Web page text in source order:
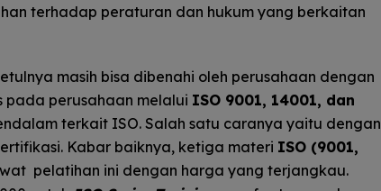
terhadap peraturan dan hukum yang berkaitan
masih bisa dibenahi oleh perusahaan dengan
pada perusahaan melalui ISO 9001, 14001, dan
terkait ISO. Salah satu caranya yaitu dengan
Kabar baiknya, ketiga materi ISO (9001,
pelatihan ini dengan harga yang terjangkau.